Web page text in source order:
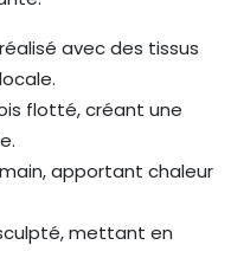
avec des tissus
flotté, créant une
apportant chaleur
mettant en